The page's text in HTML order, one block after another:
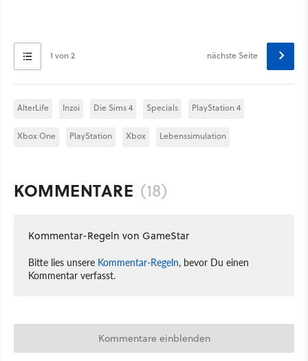
1 von 2 nächste Seite
AlterLife Inzoi Die Sims 4 Specials PlayStation 4
Xbox One PlayStation Xbox Lebenssimulation
KOMMENTARE (18)
Kommentar-Regeln von GameStar
Bitte lies unsere Kommentar-Regeln, bevor Du einen
Kommentar verfasst.
Kommentare einblenden